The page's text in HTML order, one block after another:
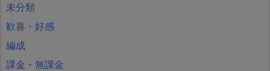
未分類
歓喜・好感
編成
課金・無課金